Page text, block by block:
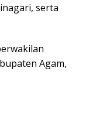
serta
Agam,